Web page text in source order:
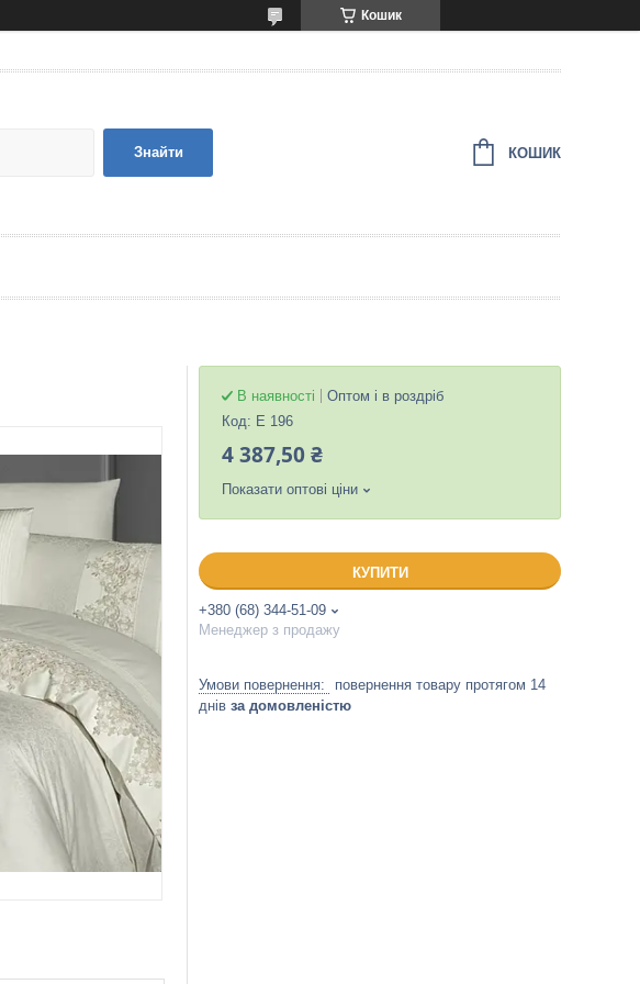
Кошик
Знайти КОШИК
В наявності
Оптом і в роздріб
Код: Е 196
4 387,50 ₴
Показати оптові ціни
КУПИТИ
+380 (68) 344-51-09
Менеджер з продажу
повернення товару протягом 14
днів за домовленістю